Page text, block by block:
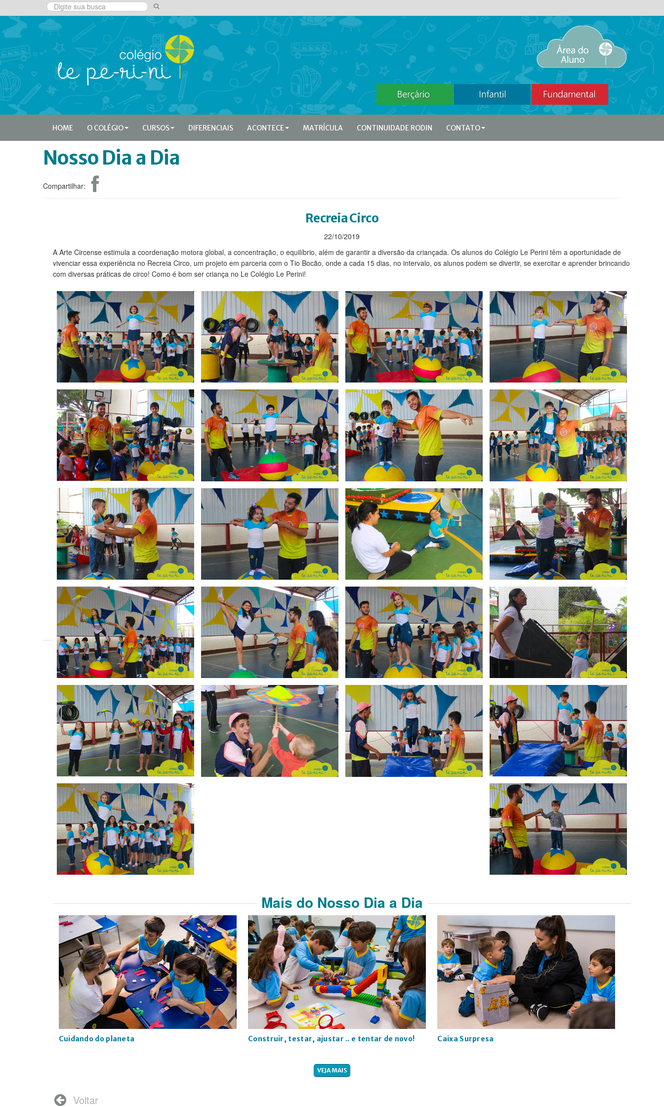
HOME O COLÉGIO CURSOS DIFERENCIAIS ACONTECE MATRÍCULA CONTINUIDADE RODIN CONTATO
Nosso Dia a Dia
Compartilhar:
Recreia Circo
22/10/2019
A Arte Circense estimula a coordenação motora global, a concentração, o equilíbrio, além de garantir a diversão da criançada. Os alunos do Colégio Le Perini têm a oportunidade de
vivenciar essa experiência no Recreia Circo, um projeto em parceria com o Tio Bocão, onde a cada 15 dias, no intervalo, os alunos podem se divertir, se exercitar e aprender brincando
com diversas práticas de circo! Como é bom ser criança no Le Colégio Le Perini!
Mais do Nosso Dia a Dia
Cuidando do planeta Construir, testar, ajustar .. e tentar de novo! Caixa Surpresa
VEJA MAIS
 Voltar